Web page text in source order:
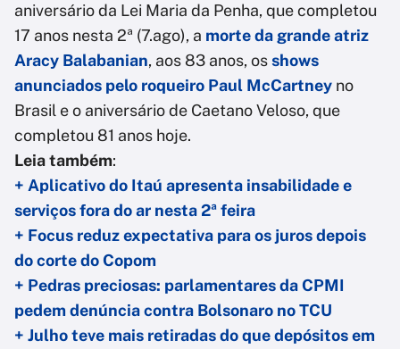
aniversário da Lei Maria da Penha, que completou
17 anos nesta 2ª (7.ago), a morte da grande atriz
Aracy Balabanian, aos 83 anos, osshows
anunciados pelo roqueiro Paul McCartney no
Brasil e o aniversário de Caetano Veloso, que
completou 81 anos hoje.
Leia também:
+ Aplicativo do Itaú apresenta insabilidade e
serviços fora do ar nesta 2ª feira
+ Focus reduz expectativa para os juros depois
do corte do Copom
+ Pedras preciosas: parlamentares da CPMI
pedem denúncia contra Bolsonaro no TCU
+ Julho teve mais retiradas do que depósitos em